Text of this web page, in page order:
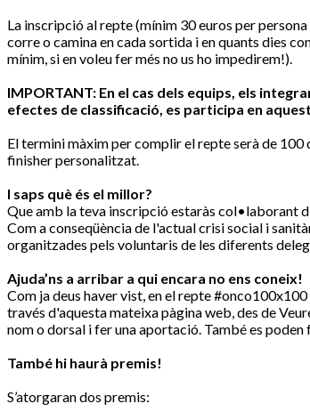
La inscripció al repte (mínim 30 euros per
corre o camina en cada sortida i en quants dies
mínim, si en voleu fer més no us ho impedirem!).
IMPORTANT: En el cas dels equips, els
efectes de classificació, es participa en
El termini màxim per complir el repte serà de
finisher personalitzat.
I saps què és el millor?
Que amb la teva inscripció estaràs col•laborant
Com a conseqüència de l'actual crisi social i
organitzades pels voluntaris de les diferents
Ajuda’ns a arribar a qui encara no ens coneix!
Com ja deus haver vist, en el repte
través d'aquesta mateixa pàgina web, des de
nom o dorsal i fer una aportació. També es poden
També hi haurà premis!
S’atorgaran dos premis: